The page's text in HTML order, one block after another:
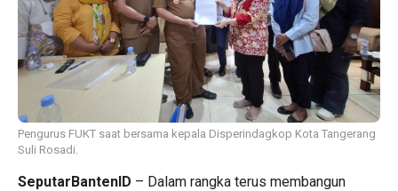
Pengurus FUKT saat bersama kepala Disperindagkop Kota Tangerang
Suli Rosadi.
SeputarBantenID – Dalam rangka terus membangun